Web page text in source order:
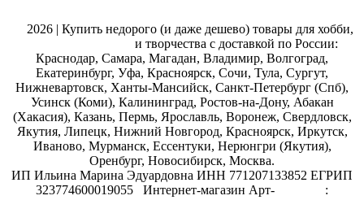
2026 | Купить недорого (и даже дешево) товары для хобби,
и творчества с доставкой по России:
Краснодар, Самара, Магадан, Владимир, Волгоград,
Екатеринбург, Уфа, Красноярск, Сочи, Тула, Сургут,
Нижневартовск, Ханты-Мансийск, Санкт-Петербург (Спб),
Усинск (Коми), Калининград, Ростов-на-Дону, Абакан
(Хакасия), Казань, Пермь, Ярославль, Воронеж, Свердловск,
Якутия, Липецк, Нижний Новгород, Красноярск, Иркутск,
Иваново, Мурманск, Ессентуки, Нерюнгри (Якутия),
Оренбург, Новосибирск, Москва.
ИП Ильина Марина Эдуардовна ИНН 771207133852 ЕГРИП
323774600019055
Интернет-магазин Арт-
: